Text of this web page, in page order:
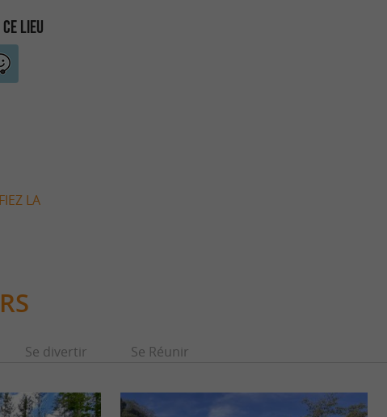
LIEU
LA
Se divertir Se Réunir